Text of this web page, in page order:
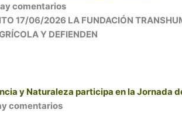
comentarios
17/06/2026 LA FUNDACIÓN
Y DEFIENDEN
y Naturaleza participa en la Jornada
comentarios